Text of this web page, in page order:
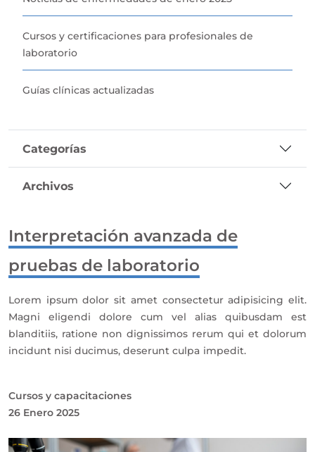
Interpretación avanzada de
pruebas de laboratorio
Lorem ipsum dolor sit amet consectetur adipisicing elit.
Magni eligendi dolore cum vel alias quibusdam est
blanditiis, ratione non dignissimos rerum qui et dolorum
incidunt nisi ducimus, deserunt culpa impedit.
Cursos y capacitaciones
26 Enero 2025
Cursos y certificaciones para profesionales de
laboratorio
Guías clínicas actualizadas
Categorías
Archivos